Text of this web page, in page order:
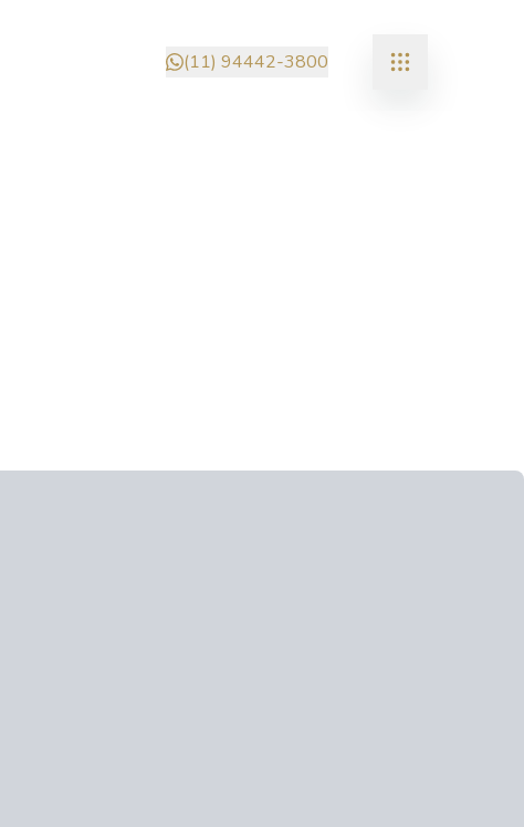
(11) 94442-3800